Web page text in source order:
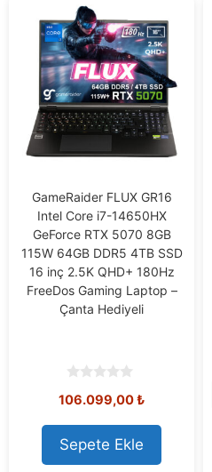
GameRaider FLUX GR16
Intel Core i7-14650HX
GeForce RTX 5070 8GB
115W 64GB DDR5 4TB SSD
16 inç 2.5K QHD+ 180Hz
FreeDos Gaming Laptop –
Çanta Hediyeli
o
t
o
f
5
106.099,00₺
Sepete Ekle